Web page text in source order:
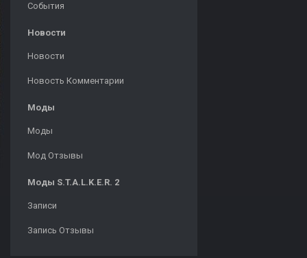
События
Новости
Новости
Новость Комментарии
Моды
Моды
Мод Отзывы
Моды S.T.A.L.K.E.R. 2
Записи
Запись Отзывы